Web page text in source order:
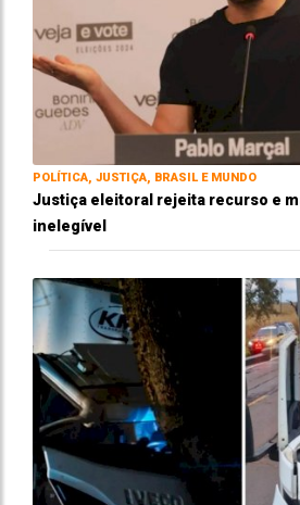
POLÍTICA, JUSTIÇA, BRASIL E MUNDO
Justiça eleitoral rejeita recurso e
inelegível